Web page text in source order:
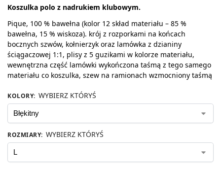
Koszulka polo z nadrukiem klubowym.
Pique, 100 % bawełna (kolor 12 skład materiału – 85 %
bawełna, 15 % wiskoza). krój z rozporkami na końcach
bocznych szwów, kołnierzyk oraz lamówka z dzianiny
ściągaczowej 1:1, plisy z 5 guzikami w kolorze materiału,
wewnętrzna część lamówki wykończona taśmą z tego samego
materiału co koszulka, szew na ramionach wzmocniony taśmą
KOLORY: WYBIERZ KTÓRYŚ
ROZMIARY: WYBIERZ KTÓRYŚ